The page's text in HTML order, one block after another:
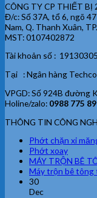
CÔNG TY CP THIẾT BỊ
Đ/c: Số 37A, tổ 6, ngõ
Nam, Q. Thanh Xuân,
MST: 0107402872
Tài khoản số :
Tại : Ngân hàng
VPGD: Số 924B đường
Holine/zalo: 0988 775
THÔNG TIN CÔNG
Phớt chặn xi
Phớt xoay
MÁY TRỘN BÊ
Máy trộn bê tông
30
Dec